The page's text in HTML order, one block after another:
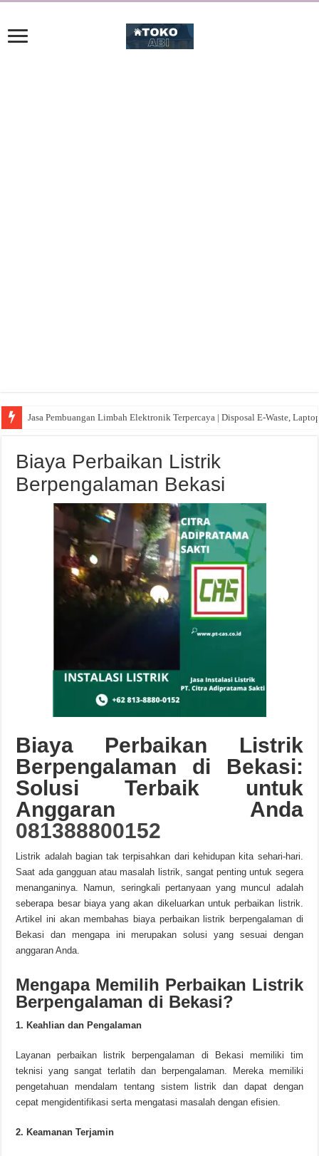
Jasa Pembuangan Limbah Elektronik Terpercaya | Disposal E-Waste,
Biaya Perbaikan Listrik
Berpengalaman Bekasi
Biaya Perbaikan Listrik
Berpengalaman di Bekasi:
Solusi Terbaik untuk
Anggaran Anda
081388800152
Listrik adalah bagian tak terpisahkan dari kehidupan kita sehari-hari.
Saat ada gangguan atau masalah listrik, sangat penting untuk segera
menanganinya. Namun, seringkali pertanyaan yang muncul adalah
seberapa besar biaya yang akan dikeluarkan untuk perbaikan listrik.
Artikel ini akan membahas biaya perbaikan listrik berpengalaman di
Bekasi dan mengapa ini merupakan solusi yang sesuai dengan
anggaran Anda.
Mengapa Memilih Perbaikan Listrik
Berpengalaman di Bekasi?
1. Keahlian dan Pengalaman
Layanan perbaikan listrik berpengalaman di Bekasi memiliki tim
teknisi yang sangat terlatih dan berpengalaman. Mereka memiliki
pengetahuan mendalam tentang sistem listrik dan dapat dengan
cepat mengidentifikasi serta mengatasi masalah dengan efisien.
2. Keamanan Terjamin